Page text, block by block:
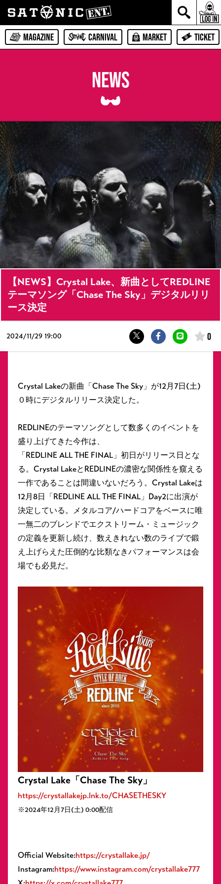
MAGAZINE CARNIVAL MARKET TICKET
NEWS
【NEWS】Crystal Lake、新曲としてREDLINE
テーマソング「Chase The Sky」デジタルリリ
ース決定
2024/11/29 19:00 0
Crystal Lakeの新曲「Chase The Sky」が12月7日(土)
０時にデジタルリリース決定した。
REDLINEのテーマソングとして数多くのイベントを
盛り上げてきた今作は、
「REDLINE ALL THE FINAL」初日がリリース日とな
る。Crystal LakeとREDLINEの濃密な関係性を窺える
一作であることは間違いないだろう。Crystal Lakeは
12月8日「REDLINE ALL THE FINAL」Day2に出演が
決定している。メタルコア/ハードコアをベースに唯
一無二のブレンドでエクストリーム・ミュージック
の定義を更新し続け、数えきれない数のライブで鍛
え上げらえた圧倒的な比類なきパフォーマンスは会
場でも必見だ。
Crystal Lake「Chase The Sky」
https://crystallakejp.lnk.to/CHASETHESKY
※2024年12月7日(土) 0:00配信
Official Website:https://crystallake.jp/
Instagram:https://www.instagram.com/crystallake777